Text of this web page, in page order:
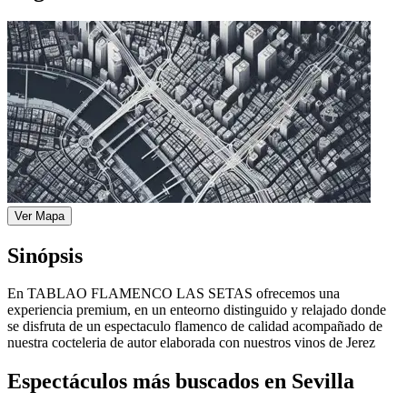
Ver Mapa
Sinópsis
En TABLAO FLAMENCO LAS SETAS ofrecemos una
experiencia premium, en un enteorno distinguido y relajado donde
se disfruta de un espectaculo flamenco de calidad acompañado de
nuestra cocteleria de autor elaborada con nuestros vinos de Jerez
Espectáculos más buscados en Sevilla